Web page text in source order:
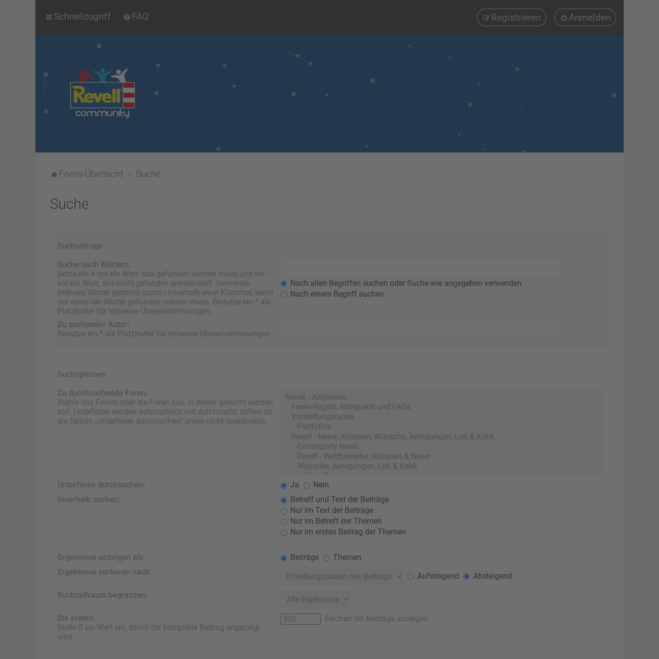
Schnellzugriff FAQ Anmelden
Registrieren
Foren-Übersicht Suche
Suche
Suchanfrage
Suche nach Wörtern:
Setze ein + vor ein Wort, das gefunden werden muss und ein -
vor ein Wort, das nicht gefunden werden darf. Verwende
mehrere Wörter getrennt durch
innerhalb einer Klammer, wenn
nur eines der Wörter gefunden werden muss. Benutze ein * als
Platzhalter für teilweise Übereinstimmungen.
Nach allen Begriffen suchen oder Suche wie angegeben verwenden
Nach einem Begriff suchen
Zu suchender Autor:
Benutze ein * als Platzhalter für teilweise Übereinstimmungen.
Suchoptionen
Zu durchsuchende Foren:
Wähle das Forum oder die Foren aus, in denen gesucht werden
soll. Unterforen werden automatisch mit durchsucht, sofern du
die Option „Unterforen durchsuchen“ unten nicht deaktivierst.
Unterforen durchsuchen: Ja
Nein
Innerhalb suchen:
Betreff und Text der Beiträge
Nur im Text der Beiträge
Nur im Betreff der Themen
Nur im ersten Beitrag der Themen
Ergebnisse anzeigen als: Beiträge
Themen
Ergebnisse sortieren nach:
Aufsteigend Absteigend
Suchzeitraum begrenzen:
Die ersten:
Stelle 0 als Wert ein, damit der komplette Beitrag angezeigt
wird.
Zeichen der Beiträge anzeigen